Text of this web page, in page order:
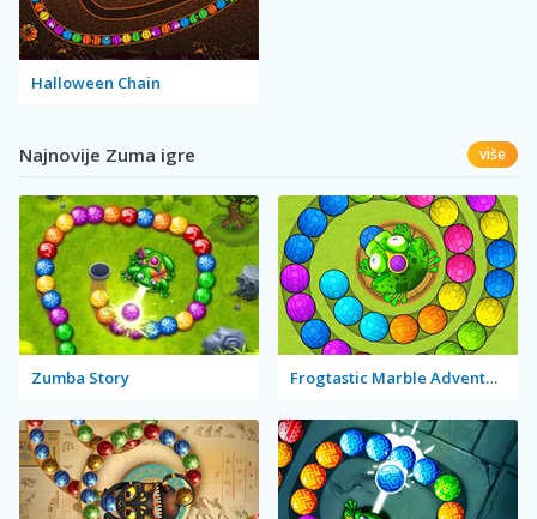
Halloween Chain
Najnovije Zuma igre više
Zumba Story Frogtastic Marble Adventure